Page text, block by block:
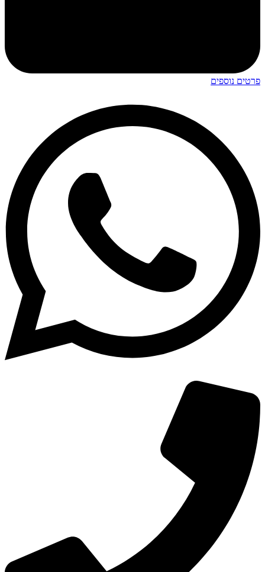
פרטים נוספים